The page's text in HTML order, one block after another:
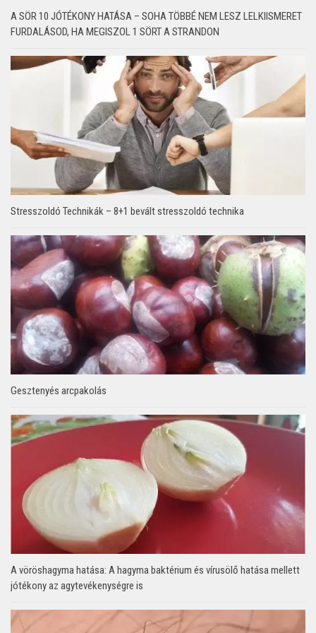
A SÖR 10 JÓTÉKONY HATÁSA – SOHA TÖBBÉ NEM LESZ LELKIISMERET
FURDALÁSOD, HA MEGISZOL 1 SÖRT A STRANDON
Stresszoldó Technikák – 8+1 bevált stresszoldó technika
Gesztenyés arcpakolás
A vöröshagyma hatása: A hagyma baktérium és vírusölő hatása mellett
jótékony az agytevékenységre is